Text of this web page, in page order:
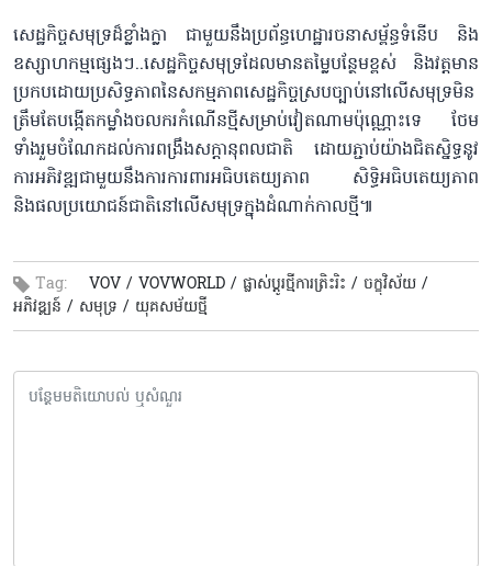
សេដ្ឋកិច្ចសមុទ្រដ៏ខ្លាំងក្លា ជាមួយនឹងប្រព័ន្ធហេដ្ឋារចនាសម្ព័ន្ធទំនើប និង
ឧស្សាហកម្មផ្សេងៗ..សេដ្ឋកិច្ចសមុទ្រដែលមានតម្លៃបន្ថែមខ្ពស់ និងវត្តមាន
ប្រកបដោយប្រសិទ្ធភាពនៃសកម្មភាពសេដ្ឋកិច្ចស្របច្បាប់នៅលើសមុទ្រមិន
ត្រឹមតែបង្កើតកម្លាំងចលករកំណើនថ្មីសម្រាប់វៀតណាមប៉ុណ្ណោះទេ ថែម
ទាំងរួមចំណែកដល់ការពង្រឹងសក្តានុពលជាតិ ដោយភ្ជាប់យ៉ាងជិតស្និទ្ធនូវ
ការអភិវឌ្ឍជាមួយនឹងការការពារអធិបតេយ្យភាព សិទ្ធិអធិបតេយ្យភាព
និងផលប្រយោជន៍ជាតិនៅលើសមុទ្រក្នុងដំណាក់កាលថ្មី៕
Tag: VOV / VOVWORLD / ផ្លាស់ប្តូរថ្មីការត្រិះរិះ / ចក្ខុវិស័យ /
អភិវឌ្ឍន៍ / សមុទ្រ / យុគសម័យថ្មី